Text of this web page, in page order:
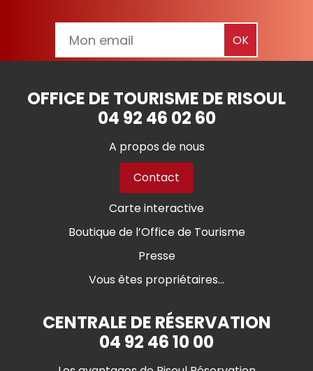
OFFICE DE TOURISME DE RISOUL
04 92 46 02 60
A propos de nous
Contact
Carte interactive
Boutique de l’Office de Tourisme
Presse
Vous êtes propriétaires...
CENTRALE DE RÉSERVATION
04 92 46 10 00